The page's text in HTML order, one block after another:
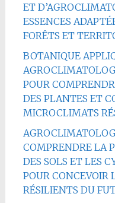
ET
ESSENCES
FORÊTS ET
BOTANIQUE
POUR
DES PLANTES ET
MICROCLIMATS
COMPRENDRE LA
DES SOLS ET LES
POUR CONCEVOIR
RÉSILIENTS DU